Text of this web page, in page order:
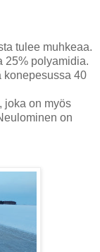
tulee muhkeaa.
25% polyamidia.
konepesussa 40
joka on myös
on